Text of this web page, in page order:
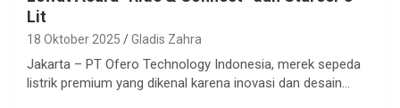
Lit
18 Oktober 2025 Gladis Zahra
Jakarta – PT Ofero Technology Indonesia, merek sepeda
listrik premium yang dikenal karena inovasi dan desain…